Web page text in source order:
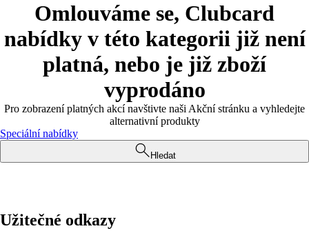
Omlouváme se, Clubcard
nabídky v této kategorii již není
platná, nebo je již zboží
vyprodáno
Pro zobrazení platných akcí navštivte naši Akční stránku a vyhledejte
alternativní produkty
Speciální nabídky
Hledat
Užitečné odkazy